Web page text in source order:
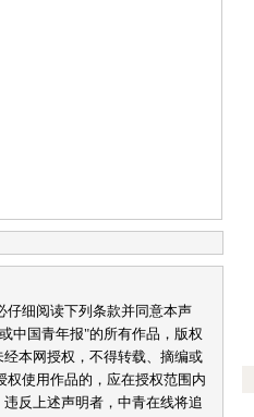
细阅读下列条款并同意本声
中国青年报"的所有作品，版权
本网授权，不得转载、摘编或
权使用作品的，应在授权范围内
反上述声明者，中青在线将追